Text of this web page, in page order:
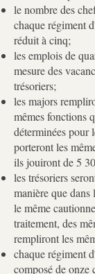
le nombre des
chaque régiment
réduit à cinq;
les emplois de
mesure des
trésoriers;
les majors
mêmes fonctions
déterminées pour
porteront les
ils jouiront de 5
les trésoriers
manière que
le même
traitement, des
rempliront les
chaque régiment
composé de onze